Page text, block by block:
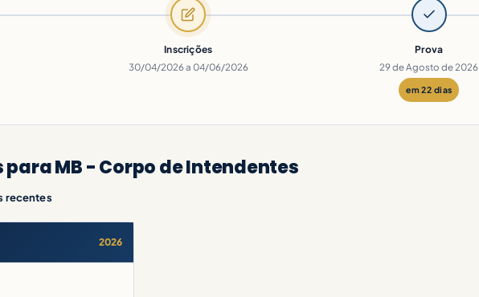
Inscrições
30/04/2026 a 04/06/2026
Prova
29 de Agosto de 2026
em 22 dias
MB - Corpo de Intendentes
recentes
2026